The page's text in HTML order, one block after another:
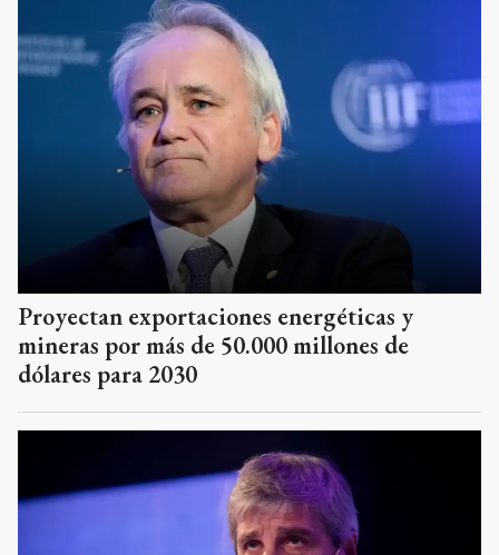
Proyectan exportaciones energéticas y
mineras por más de 50.000 millones de
dólares para 2030